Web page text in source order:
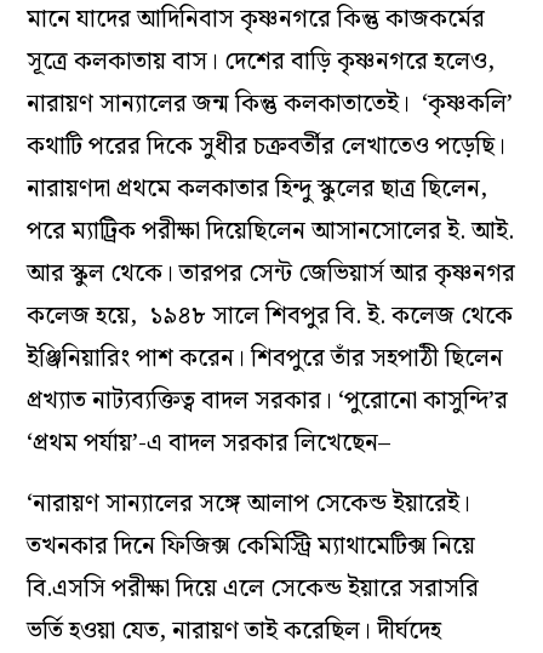
মানে যাদের আদিনিবাস কৃষ্ণনগরে কিন্তু কাজকর্মের
সূত্রে কলকাতায় বাস। দেশের বাড়ি কৃষ্ণনগরে হলেও,
নারায়ণ সান্যালের জন্ম কিন্তু কলকাতাতেই। ‘কৃষ্ণকলি’
কথাটি পরের দিকে সুধীর চক্রবর্তীর লেখাতেও পড়েছি।
নারায়ণদা প্রথমে কলকাতার হিন্দু স্কুলের ছাত্র ছিলেন,
পরে ম্যাট্রিক পরীক্ষা দিয়েছিলেন আসানসোলের ই. আই.
আর স্কুল থেকে। তারপর সেন্ট জেভিয়ার্স আর কৃষ্ণনগর
কলেজ হয়ে, ১৯৪৮ সালে শিবপুর বি. ই. কলেজ থেকে
ইঞ্জিনিয়ারিং পাশ করেন। শিবপুরে তাঁর সহপাঠী ছিলেন
প্রখ্যাত নাট্যব্যক্তিত্ব বাদল সরকার। ‘পুরোনো কাসুন্দি’র
‘প্রথম পর্যায়’-এ বাদল সরকার লিখেছেন–
‘নারায়ণ সান্যালের সঙ্গে আলাপ সেকেন্ড ইয়ারেই।
তখনকার দিনে ফিজিক্স কেমিস্ট্রি ম্যাথামেটিক্স নিয়ে
বি.এসসি পরীক্ষা দিয়ে এলে সেকেন্ড ইয়ারে সরাসরি
ভর্তি হওয়া যেত, নারায়ণ তাই করেছিল। দীর্ঘদেহ